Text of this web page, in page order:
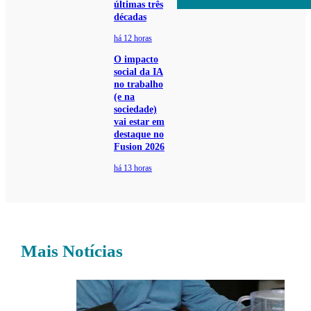
últimas três
décadas
há 12 horas
O impacto
social da IA
no trabalho
(e na
sociedade)
vai estar em
destaque no
Fusion 2026
há 13 horas
Mais Notícias